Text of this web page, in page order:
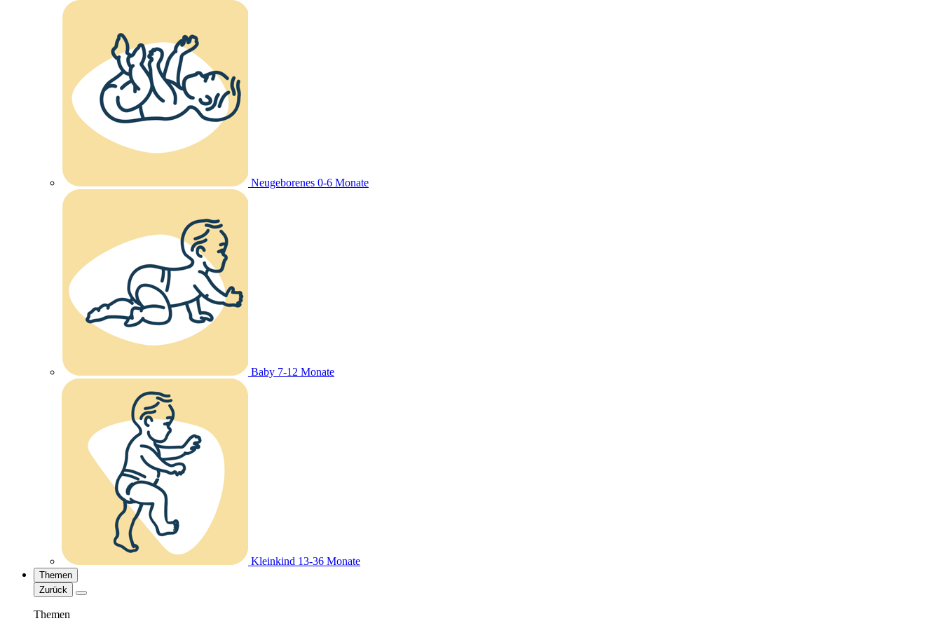
Neugeborenes 0-6 Monate
Baby 7-12 Monate
Kleinkind 13-36 Monate
Themen
Zurück
Themen